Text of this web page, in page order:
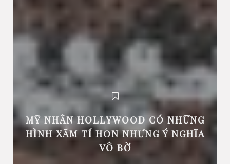
MỸ NHÂN HOLLYWOOD CÓ NHỮNG
HÌNH XĂM TÍ HON NHƯNG Ý NGHĨA
VÔ BỜ